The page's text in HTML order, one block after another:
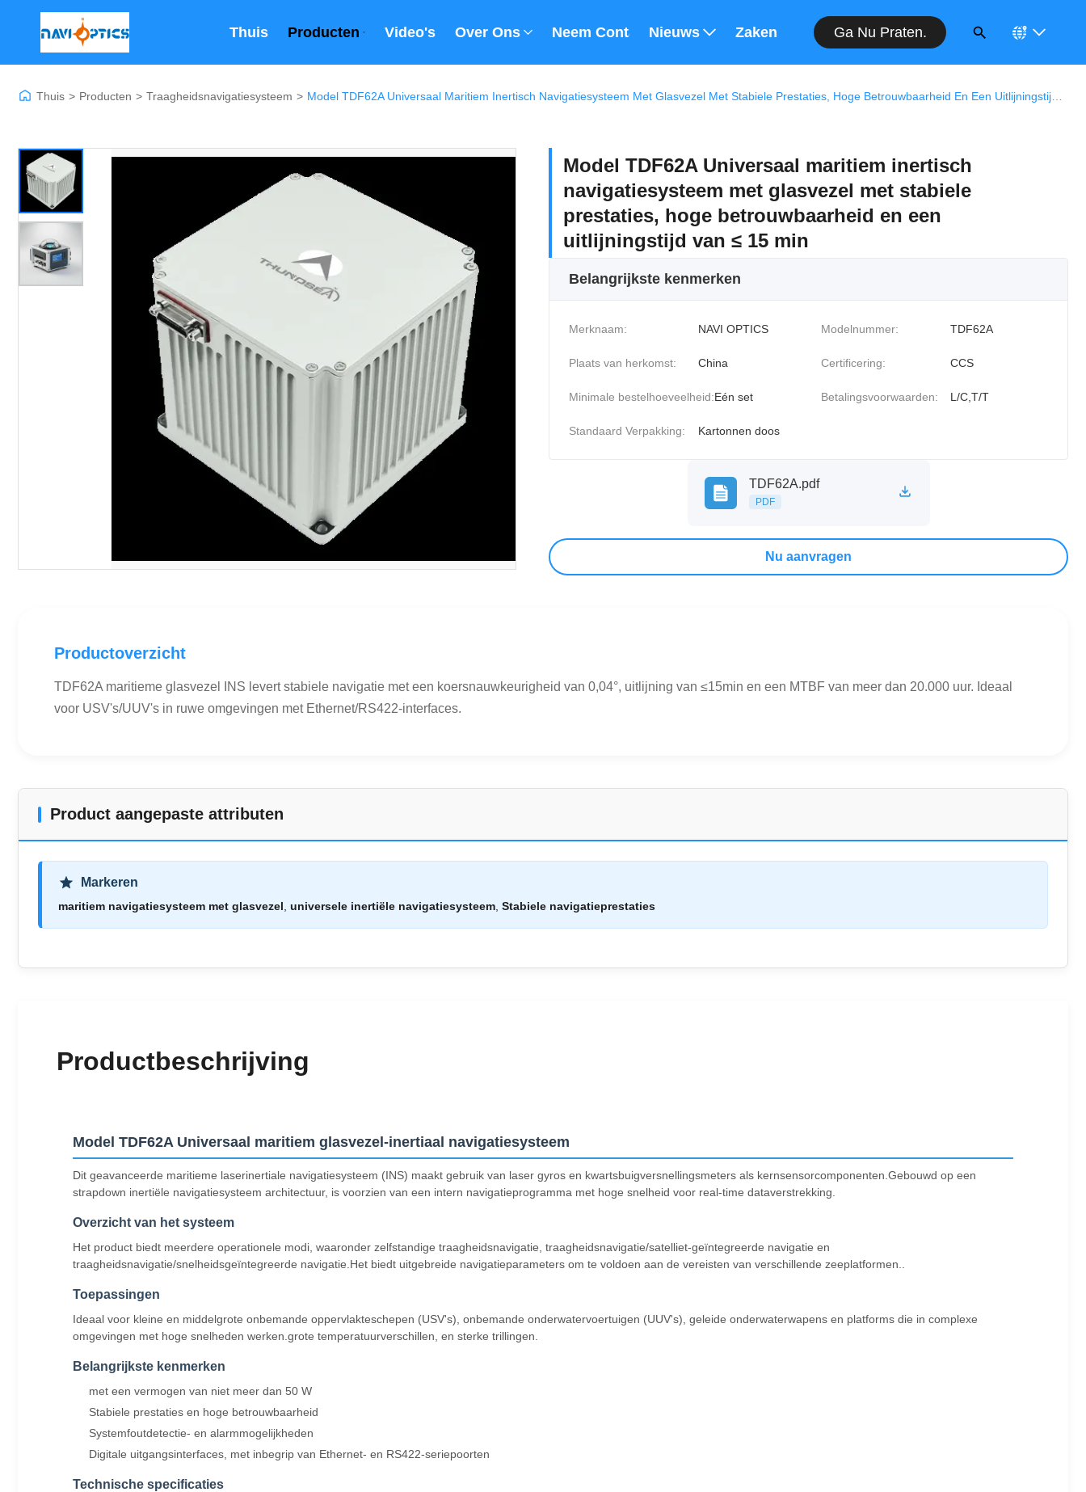
Thuis Producten Video's Over Ons Neem Contact Met Ons Op
Nieuws Zaken Ga Nu Praten.
Thuis > Producten > Traagheidsnavigatiesysteem >
Model TDF62A Universaal maritiem inertisch
navigatiesysteem met glasvezel met stabiele
prestaties, hoge betrouwbaarheid en een
uitlijningstijd van ≤ 15 min
Belangrijkste kenmerken
Merknaam: NAVI OPTICS Modelnummer: TDF62A
Plaats van herkomst: China Certificering: CCS
Minimale bestelhoeveelheid:Eén set Betalingsvoorwaarden: L/C,T/T
Standaard Verpakking: Kartonnen doos
TDF62A.pdf
PDF
Nu aanvragen
Productoverzicht
TDF62A maritieme glasvezel INS levert stabiele navigatie met een koersnauwkeurigheid van 0,04°, uitlijning van ≤15min en een MTBF van meer dan 20.000 uur. Ideaal
voor USV's/UUV's in ruwe omgevingen met Ethernet/RS422-interfaces.
Product aangepaste attributen
Markeren
maritiem navigatiesysteem met glasvezel universele inertiële navigatiesysteem Stabiele navigatieprestaties
Productbeschrijving
Model TDF62A Universaal maritiem glasvezel-inertiaal navigatiesysteem
Dit geavanceerde maritieme laserinertiale navigatiesysteem (INS) maakt gebruik van laser gyros en kwartsbuigversnellingsmeters als kernsensorcomponenten.Gebouwd op een
strapdown inertiële navigatiesysteem architectuur, is voorzien van een intern navigatieprogramma met hoge snelheid voor real-time dataverstrekking.
Overzicht van het systeem
Het product biedt meerdere operationele modi, waaronder zelfstandige traagheidsnavigatie, traagheidsnavigatie/satelliet-geïntegreerde navigatie en
traagheidsnavigatie/snelheidsgeïntegreerde navigatie.Het biedt uitgebreide navigatieparameters om te voldoen aan de vereisten van verschillende zeeplatformen..
Toepassingen
Ideaal voor kleine en middelgrote onbemande oppervlakteschepen (USV's), onbemande onderwatervoertuigen (UUV's), geleide onderwaterwapens en platforms die in complexe
omgevingen met hoge snelheden werken.grote temperatuurverschillen, en sterke trillingen.
Belangrijkste kenmerken
met een vermogen van niet meer dan 50 W
Stabiele prestaties en hoge betrouwbaarheid
Systemfoutdetectie- en alarmmogelijkheden
Digitale uitgangsinterfaces, met inbegrip van Ethernet- en RS422-seriepoorten
Technische specificaties